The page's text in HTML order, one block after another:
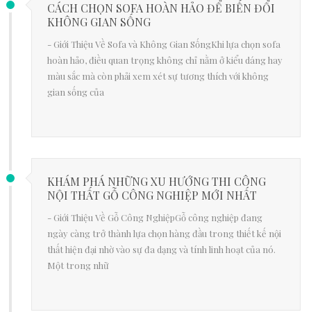
CÁCH CHỌN SOFA HOÀN HẢO ĐỂ BIẾN ĐỔI
KHÔNG GIAN SỐNG
- Giới Thiệu Về Sofa và Không Gian SốngKhi lựa chọn sofa
hoàn hảo, điều quan trọng không chỉ nằm ở kiểu dáng hay
màu sắc mà còn phải xem xét sự tương thích với không
gian sống của
KHÁM PHÁ NHỮNG XU HƯỚNG THI CÔNG
NỘI THẤT GỖ CÔNG NGHIỆP MỚI NHẤT
- Giới Thiệu Về Gỗ Công NghiệpGỗ công nghiệp đang
ngày càng trở thành lựa chọn hàng đầu trong thiết kế nội
thất hiện đại nhờ vào sự đa dạng và tính linh hoạt của nó.
Một trong nhữ